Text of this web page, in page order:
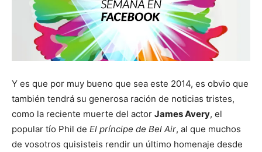
Y es que por muy bueno que sea este 2014, es obvio que
también tendrá su generosa ración de noticias tristes,
como la reciente muerte del actor James Avery, el
popular tío Phil de El príncipe de Bel Air, al que muchos
de vosotros quisisteis rendir un último homenaje desde